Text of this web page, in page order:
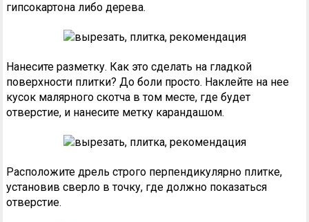
гипсокартона либо дерева.
Нанесите разметку. Как это сделать на гладкой
поверхности плитки? До боли просто. Наклейте на нее
кусок малярного скотча в том месте, где будет
отверстие, и нанесите метку карандашом.
Расположите дрель строго перпендикулярно плитке,
установив сверло в точку, где должно показаться
отверстие.